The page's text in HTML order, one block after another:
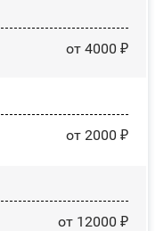
от 4000 ₽
от 2000 ₽
от 12000 ₽